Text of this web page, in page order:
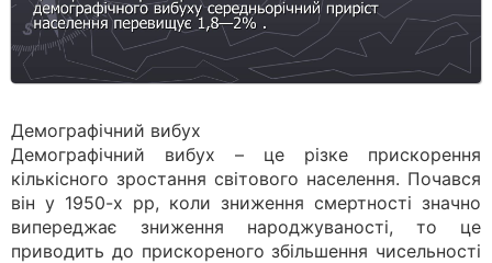
Демографічний вибух
Демографічний вибух – це різке прискорення
кількісного зростання світового населення. Почався
він у 1950-х pp, коли зниження смертності значно
випереджає зниження народжуваності, то це
приводить до прискореного збільшення чисельності